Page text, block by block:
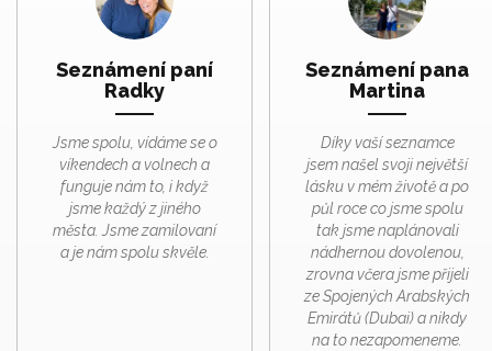
Seznámení paní
Radky
Jsme spolu, vídáme se o
víkendech a volnech a
funguje nám to, i když
jsme každý z jiného
města. Jsme zamilovaní
a je nám spolu skvěle.
Seznámení pana
Martina
Díky vaší seznamce
jsem našel svoji největší
lásku v mém životě a po
půl roce co jsme spolu
tak jsme naplánovali
nádhernou dovolenou,
zrovna včera jsme přijeli
ze Spojených Arabských
Emirátů (Dubai) a nikdy
na to nezapomeneme.